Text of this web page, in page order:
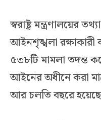
স্বরাষ্ট্র মন্ত্রণালয়ের
আইনশৃঙ্খলা রক্ষাকারী
৫৩৮টি মামলা তদন্ত
আইনের অধীনে করা
আর চলতি বছরে হয়েছে